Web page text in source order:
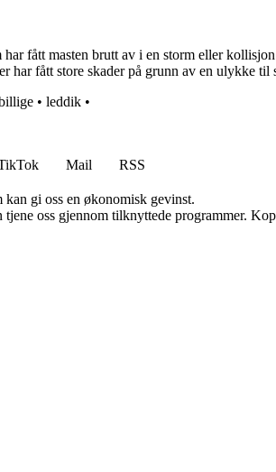
fått masten brutt av i en storm eller
har fått store skader på grunn av en ulykke til
• leddik •
Mail
RSS
gi oss en økonomisk gevinst.
oss gjennom tilknyttede programmer.